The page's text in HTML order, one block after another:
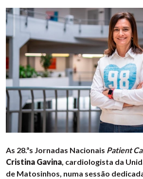
As 28.ªs Jornadas Nacionais Patient
Cristina Gavina, cardiologista da
de Matosinhos, numa sessão